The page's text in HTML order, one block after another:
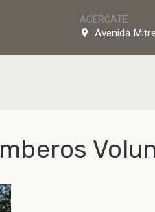
ACERCATE
Avenida